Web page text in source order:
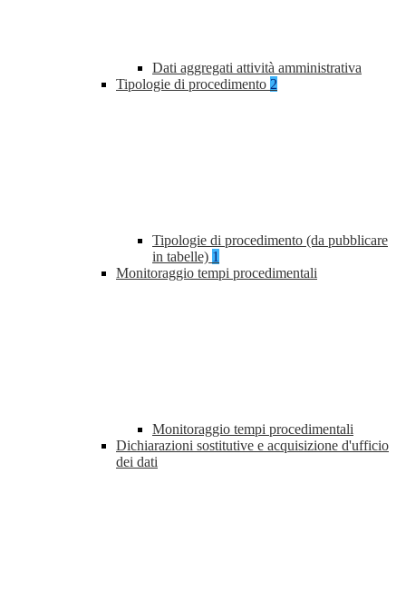
Dati aggregati attività amministrativa
Tipologie di procedimento 2
Tipologie di procedimento (da pubblicare
in tabelle) 1
Monitoraggio tempi procedimentali
Monitoraggio tempi procedimentali
Dichiarazioni sostitutive e acquisizione d'ufficio
dei dati